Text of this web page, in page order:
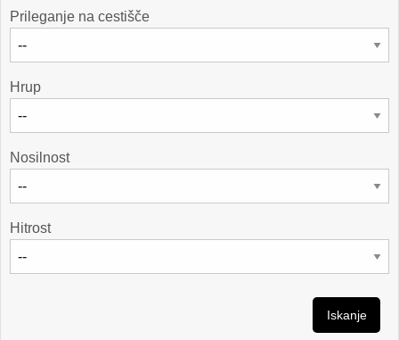
Prileganje na cestišče
Hrup
Nosilnost
Hitrost
Iskanje